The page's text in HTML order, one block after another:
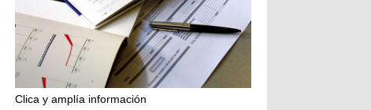
Clica y amplía información